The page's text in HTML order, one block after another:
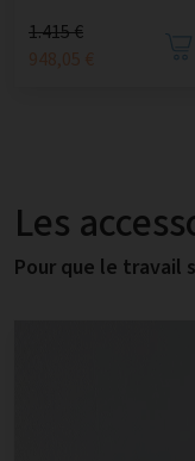
1.415 €
948,05 €
Les
Pour que le travail